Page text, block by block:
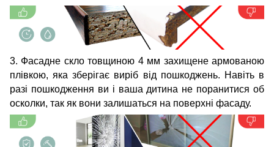
3. Фасадне скло товщиною 4 мм захищене армованою
плівкою, яка зберігає виріб від пошкоджень. Навіть в
разі пошкодження ви і ваша дитина не поранитися об
осколки, так як вони залишаться на поверхні фасаду.